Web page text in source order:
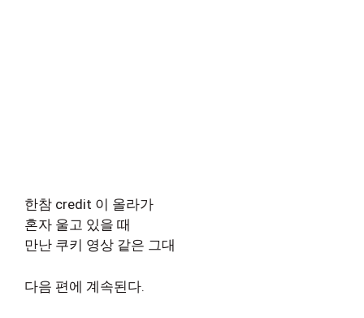
한참 credit 이 올라가
혼자 울고 있을 때
만난 쿠키 영상 같은 그대
다음 편에 계속된다.